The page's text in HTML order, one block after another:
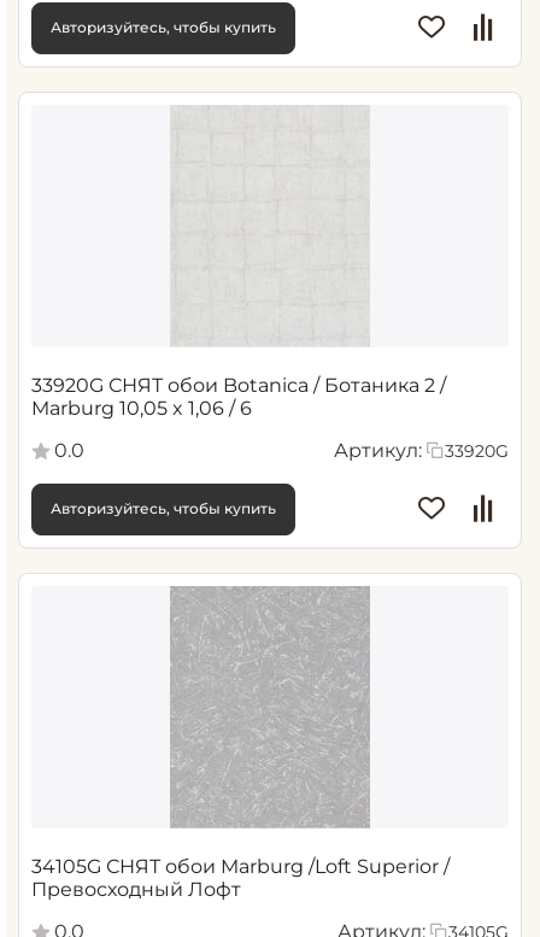
Авторизуйтесь, чтобы купить
33920G СНЯТ обои Botanica / Ботаника 2 /
Marburg 10,05 x 1,06 / 6
0.0
Артикул: 33920G
Авторизуйтесь, чтобы купить
34105G СНЯТ обои Marburg /Loft Superior /
Превосходный Лофт
0.0
Артикул: 34105G